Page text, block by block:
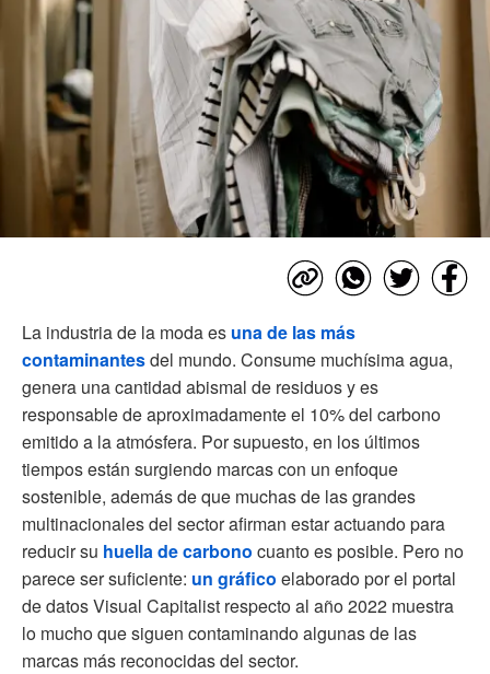
La industria de la moda es una de las más
contaminantesdel mundo. Consume muchísima agua,
genera una cantidad abismal de residuos y es
responsable de aproximadamente el 10% del carbono
emitido a la atmósfera. Por supuesto, en los últimos
tiempos están surgiendo marcas con un enfoque
sostenible, además de que muchas de las grandes
multinacionales del sector afirman estar actuando para
reducir su huella de carbono cuanto es posible. Pero no
parece ser suficiente: un gráfico elaborado por el portal
de datos Visual Capitalist respecto al año 2022 muestra
lo mucho que siguen contaminando algunas de las
marcas más reconocidas del sector.